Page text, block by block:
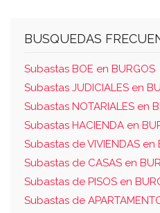
BUSQUEDAS
Subastas BOE en BURGOS
Subastas JUDICIALES en
Subastas NOTARIALES en
Subastas HACIENDA en
Subastas de VIVIENDAS en
Subastas de CASAS en
Subastas de PISOS en
Subastas de